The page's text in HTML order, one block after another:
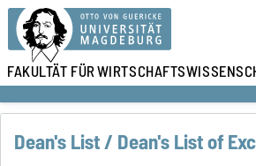
FAKULTÄT FÜR
Dean's List / Dean's List of